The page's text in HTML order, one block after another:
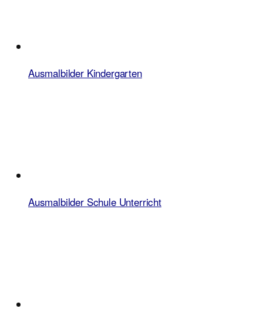
Ausmalbilder Kindergarten
Ausmalbilder Schule Unterricht